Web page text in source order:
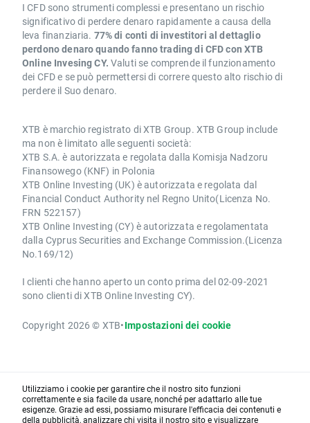
I CFD sono strumenti complessi e presentano un rischio
significativo di perdere denaro rapidamente a causa della
leva finanziaria. 77% di conti di investitori al dettaglio
perdono denaro quando fanno trading di CFD con XTB
Online Invesing CY. Valuti se comprende il funzionamento
dei CFD e se può permettersi di correre questo alto rischio di
perdere il Suo denaro.
XTB è marchio registrato di XTB Group. XTB Group include
ma non è limitato alle seguenti società:
XTB S.A. è autorizzata e regolata dalla Komisja Nadzoru
Finansowego (KNF) in Polonia
XTB Online Investing (UK) è autorizzata e regolata dal
Financial Conduct Authority nel Regno Unito(Licenza No.
FRN 522157)
XTB Online Investing (CY) è autorizzata e regolamentata
dalla Cyprus Securities and Exchange Commission.(Licenza
No.169/12)
I clienti che hanno aperto un conto prima del 02-09-2021
sono clienti di XTB Online Investing CY).
Copyright 2026 © XTB•Impostazioni dei cookie
Utilizziamo i cookie per garantire che il nostro sito funzioni
correttamente e sia facile da usare, nonché per adattarlo alle tue
esigenze. Grazie ad essi, possiamo misurare l'efficacia dei contenuti e
della pubblicità, analizzare chi visita il nostro sito e visualizzare